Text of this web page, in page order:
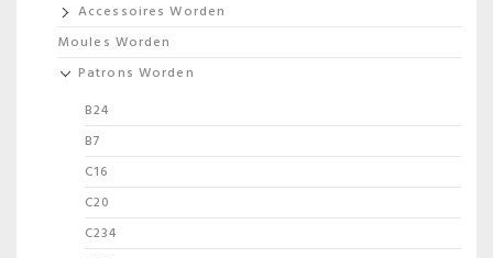
Accessoires Worden
Moules Worden
Patrons Worden
B24
B7
C16
C20
C234